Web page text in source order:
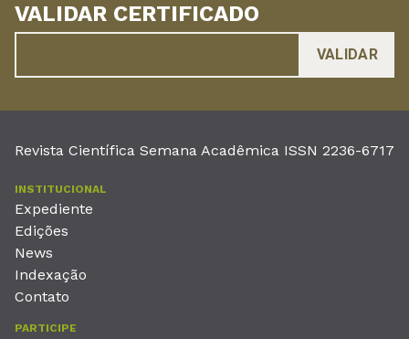
VALIDAR CERTIFICADO
Revista Científica Semana Acadêmica ISSN 2236-6717
INSTITUCIONAL
Expediente
Edições
News
Indexação
Contato
PARTICIPE